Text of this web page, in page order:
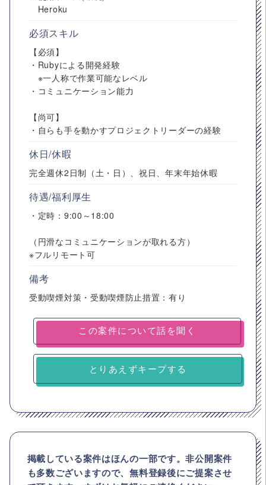
Heroku
必須スキル
【必須】
・Rubyによる開発経験
※一人称で作業可能なレベル
・コミュニケーション能力
【尚可】
・自らも手を動かすプロジェクトリーダーの経験
休日/休暇
完全週休2日制（土・日）、祝日、年末年始休暇
待遇/福利厚生
・定時：9:00～18:00
（円滑なコミュニケーションが取れる方）
※フルリモート可
備考
受動喫煙対策・受動喫煙防止措置：有り
とりあえずキープする
掲載している案件はほんの一部です。非公開案件
も多数ございますので、無料登録後にご提案させ